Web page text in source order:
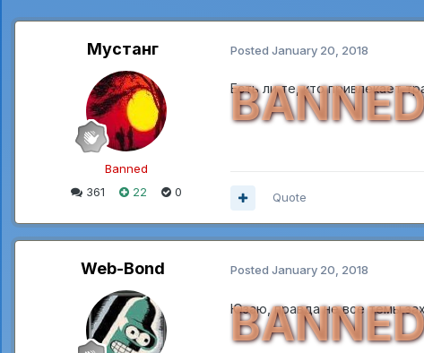
Мустанг
Banned
361
22 0
Posted January 20, 2018
Есть ли те, кто привлекает
Quote
Web-Bond Posted January 20, 2018
Юзаю, правда не все темы